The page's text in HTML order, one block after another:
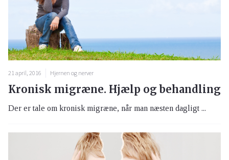
21 april, 2016 Hjernen og nerver
Kronisk migræne. Hjælp og behandling
Der er tale om kronisk migræne, når man næsten dagligt ...